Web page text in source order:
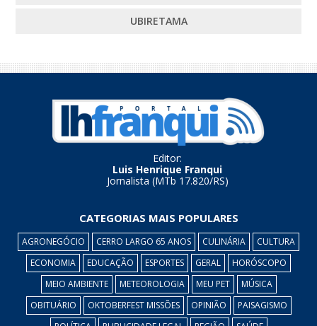
UBIRETAMA
Editor:
Luis Henrique Franqui
Jornalista (MTb 17.820/RS)
CATEGORIAS MAIS POPULARES
AGRONEGÓCIO CERRO LARGO 65 ANOS CULINÁRIA
CULTURA
ECONOMIA
EDUCAÇÃO ESPORTES GERAL
HORÓSCOPO
MEIO AMBIENTE
METEOROLOGIA MEU PET
MÚSICA
OBITUÁRIO
OKTOBERFEST MISSÕES OPINIÃO
PAISAGISMO